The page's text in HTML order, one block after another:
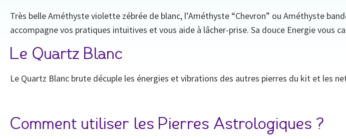
Très belle Améthyste violette zébrée de blanc, l’Améthyste “Chevron” ou Améthyste
accompagne vos pratiques intuitives et vous aide à lâcher-prise. Sa douce Energie vous
Le Quartz Blanc
Le Quartz Blanc brute décuple les énergies et vibrations des autres pierres du kit et les
Comment utiliser les Pierres Astrologiques ?